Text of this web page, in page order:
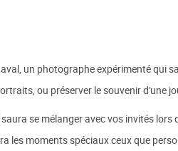
un photographe expérimenté qui
ou préserver le souvenir d'une
se mélanger avec vos invités lors
les moments spéciaux ceux que